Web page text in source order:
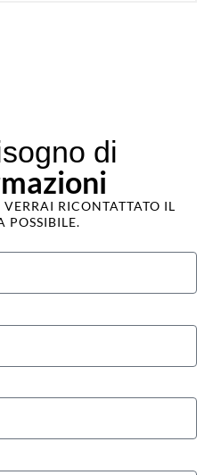
di
RICONTATTATO IL
POSSIBILE.